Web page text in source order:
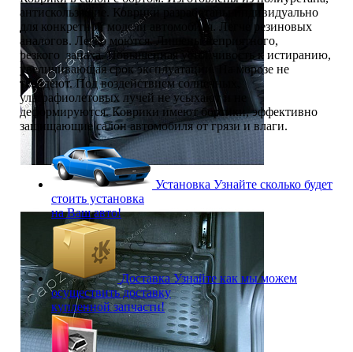
антискользящие. Коврики разработаны индивидуально
для конкретной модели автомобиля. Легче резиновых
аналогов. Легко моются. Лишены неприятного,
резкого запаха. Повышенная устойчивость к истиранию,
увеличивающая срок эксплуатации. На морозе не
твердеют. Под воздействием солнечных,
ультрафиолетовых лучей не усыхают и не
деформируются. Коврики имеют бортики, эффективно
защищающие салон автомобиля от грязи и влаги.
Установка Узнайте сколько будет
стоить установка
на Ваш авто!
ДоставкаУзнайте как мы можем
осуществить доставку
купленной запчасти!